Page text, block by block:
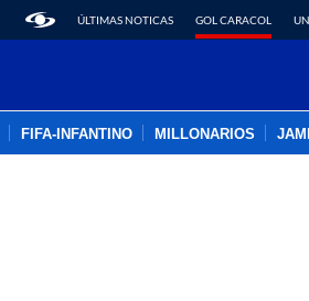
ÚLTIMAS NOTICAS GOL CARACOL
FIFA-INFANTINO MILLONARIOS